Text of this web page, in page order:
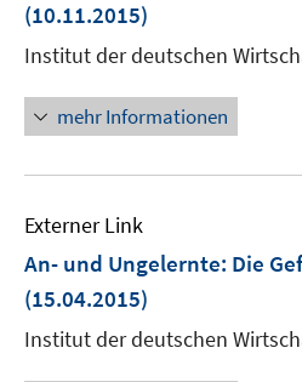
(10.11.2015)
Institut der deutschen
mehr Informationen
Externer Link
An- und Ungelernte: Die
(15.04.2015)
Institut der deutschen